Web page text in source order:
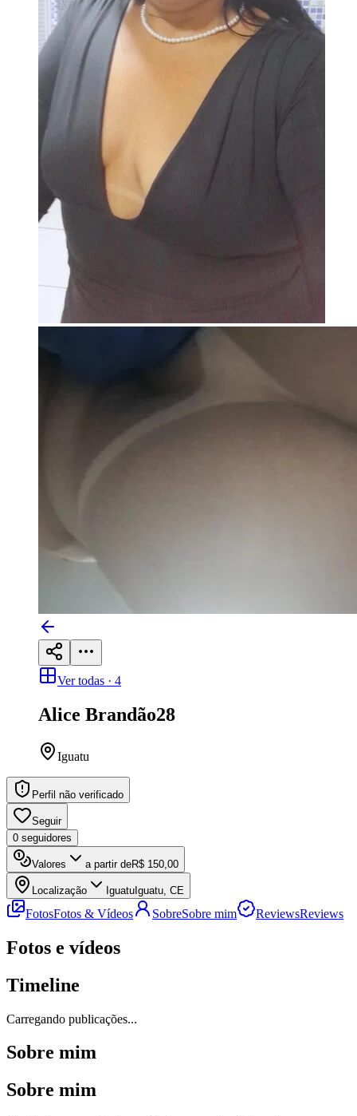
Ver todas · 4
Alice Brandão28
Iguatu
Perfil não verificado
Seguir
0 seguidores
Valores a partir deR$ 150,00
Localização Iguatu Iguatu, CE
FotosFotos & Vídeos SobreSobre mim ReviewsReviews
Fotos e vídeos
Timeline
Carregando publicações...
Sobre mim
Sobre mim